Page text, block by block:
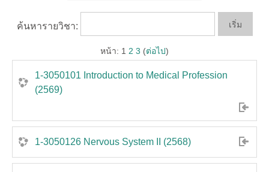
ค้นหารายวิชา:
หน้า: 1 2 3 (ต่อไป)
1-3050101 Introduction to Medical Profession
(2569)
1-3050126 Nervous System II (2568)